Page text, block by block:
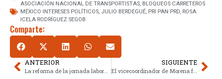
ASOCIACIÓN NACIONAL DE TRANSPORTISTAS, BLOQUEOS CARRETEROS
MÉXICO INTERESES POLÍTICOS, JULIO BERDEGUÉ, PRI PAN PRD, ROSA
ICELA RODRÍGUEZ SEGOB
Comparte:
ANTERIOR
La reforma de la jornada laboral en México, frenada por el consenso empresarial
SIGUIENTE
El vicecoordinador de Morena frena la ley de aguas nacionales: todas las claves